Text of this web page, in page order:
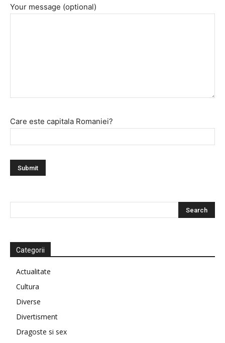
Your message (optional)
Care este capitala Romaniei?
Categorii
Actualitate
Cultura
Diverse
Divertisment
Dragoste si sex